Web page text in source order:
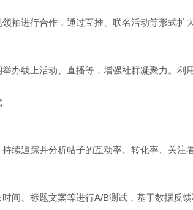
袖进行合作，通过互推、联名活动等形式扩
办线上活动、直播等，增强社群凝聚力。利
续追踪并分析帖子的互动率、转化率、关注
间、标题文案等进行A/B测试，基于数据反